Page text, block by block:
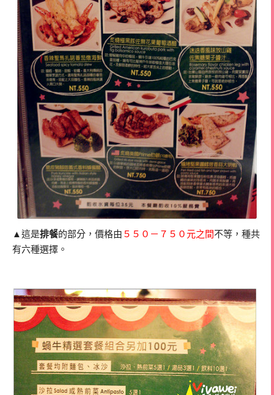
▲這是排餐的部分，價格由 ５５０－７５０元之間不等，種共
有六種選擇。